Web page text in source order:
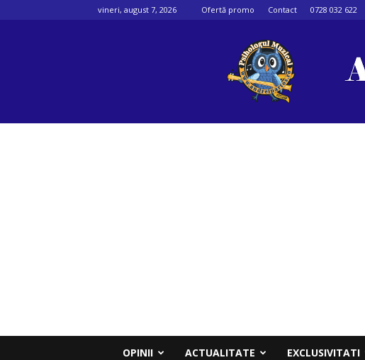
vineri, august 7, 2026 Ofertă promo Contact 0728 032 622
OPINII ACTUALITATE EXCLUSIVITATI